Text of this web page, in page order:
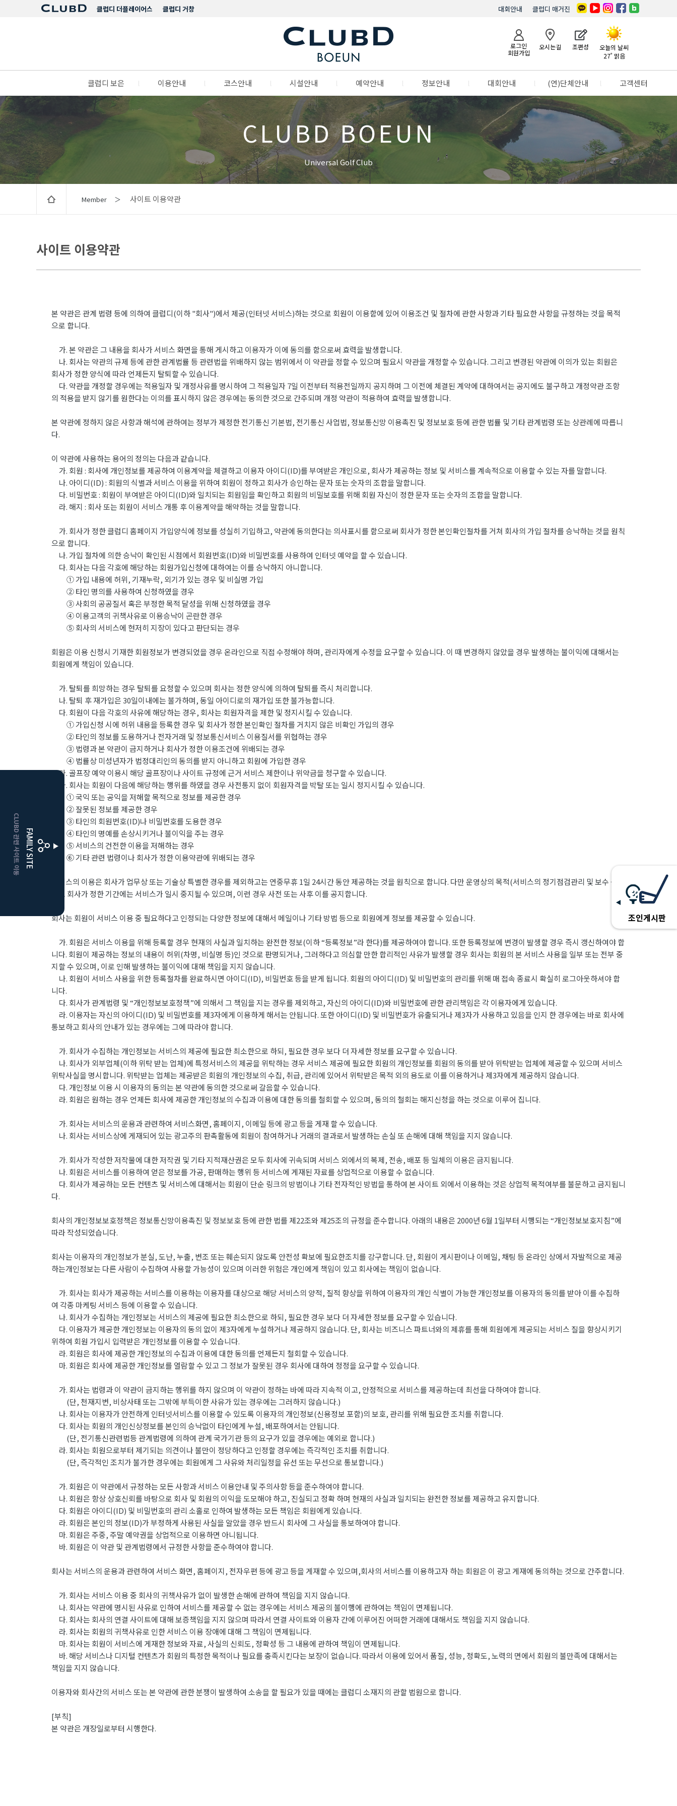
클럽디 거창
클럽디 더플레이어스 클럽디 매거진
대회안내
로그인
회원가입
오시는길 조편성
오늘의 날씨
27˚ 맑음
클럽디 보은 이용안내 코스안내 시설안내 예약안내 정보안내 대회안내 (연)단체안내 고객센터
CLUBD BOEUN
Universal Golf Club
FAMILY SITE
CLUBD 관련 사이트 이동
HOME
거창
클럽디더플레이어스
조인게시판
Member ＞ 사이트 이용약관
사이트 이용약관
본 약관은 관계 법령 등에 의하여 클럽디(이하 "회사")에서 제공(인터넷 서비스)하는 것으로 회원이 이용함에 있어 이용조건 및 절차에 관한 사항과 기타 필요한 사항을 규정하는 것을 목적
으로 합니다.
가. 본 약관은 그 내용을 회사가 서비스 화면을 통해 게시하고 이용자가 이에 동의를 함으로써 효력을 발생합니다.
나. 회사는 약관의 규제 등에 관한 관계법률 등 관련법을 위배하지 않는 범위에서 이 약관을 정할 수 있으며 필요시 약관을 개정할 수 있습니다. 그리고 변경된 약관에 이의가 있는 회원은
회사가 정한 양식에 따라 언제든지 탈퇴할 수 있습니다.
다. 약관을 개정할 경우에는 적용일자 및 개정사유를 명시하여 그 적용일자 7일 이전부터 적용전일까지 공지하며 그 이전에 체결된 계약에 대하여서는 공지에도 불구하고 개정약관 조항
의 적용을 받지 않기를 원한다는 이의를 표시하지 않은 경우에는 동의한 것으로 간주되며 개정 약관이 적용하여 효력을 발생합니다.
본 약관에 정하지 않은 사항과 해석에 관하여는 정부가 제정한 전기통신 기본법, 전기통신 사업법, 정보통신망 이용촉진 및 정보보호 등에 관한 법률 및 기타 관계법령 또는 상관례에 따릅니
다.
이 약관에 사용하는 용어의 정의는 다음과 같습니다.
가. 회원 : 회사에 개인정보를 제공하여 이용계약을 체결하고 이용자 아이디(ID)를 부여받은 개인으로, 회사가 제공하는 정보 및 서비스를 계속적으로 이용할 수 있는 자를 말합니다.
나. 아이디(ID) : 회원의 식별과 서비스 이용을 위하여 회원이 정하고 회사가 승인하는 문자 또는 숫자의 조합을 말합니다.
다. 비밀번호 : 회원이 부여받은 아이디(ID)와 일치되는 회원임을 확인하고 회원의 비밀보호를 위해 회원 자신이 정한 문자 또는 숫자의 조합을 말합니다.
라. 해지 : 회사 또는 회원이 서비스 개통 후 이용계약을 해약하는 것을 말합니다.
가. 회사가 정한 클럽디 홈페이지 가입양식에 정보를 성실히 기입하고, 약관에 동의한다는 의사표시를 함으로써 회사가 정한 본인확인절차를 거쳐 회사의 가입 절차를 승낙하는 것을 원칙
으로 합니다.
나. 가입 절차에 의한 승낙이 확인된 시점에서 회원번호(ID)와 비밀번호를 사용하여 인터넷 예약을 할 수 있습니다.
다. 회사는 다음 각호에 해당하는 회원가입신청에 대하여는 이를 승낙하지 아니합니다.
① 가입 내용에 허위, 기재누락, 외기가 있는 경우 및 비실명 가입
② 타인 명의를 사용하여 신청하였을 경우
③ 사회의 공공질서 혹은 부정한 목적 달성을 위해 신청하였을 경우
④ 이용고객의 귀책사유로 이용승낙이 곤란한 경우
⑤ 회사의 서비스에 현저히 지장이 있다고 판단되는 경우
회원은 이용 신청시 기재한 회원정보가 변경되었을 경우 온라인으로 직접 수정해야 하며, 관리자에게 수정을 요구할 수 있습니다. 이 때 변경하지 않았을 경우 발생하는 불이익에 대해서는
회원에게 책임이 있습니다.
가. 탈퇴를 희망하는 경우 탈퇴를 요청할 수 있으며 회사는 정한 양식에 의하여 탈퇴를 즉시 처리합니다.
나. 탈퇴 후 재가입은 30일이내에는 불가하며, 동일 아이디로의 재가입 또한 불가능합니다.
다. 회원이 다음 각호의 사유에 해당하는 경우, 회사는 회원자격을 제한 및 정지시킬 수 있습니다.
① 가입신청 시에 허위 내용을 등록한 경우 및 회사가 정한 본인확인 절차를 거치지 않은 비확인 가입의 경우
② 타인의 정보를 도용하거나 전자거래 및 정보통신서비스 이용질서를 위협하는 경우
③ 법령과 본 약관이 금지하거나 회사가 정한 이용조건에 위배되는 경우
④ 법률상 미성년자가 법정대리인의 동의를 받지 아니하고 회원에 가입한 경우
라. 골프장 예약 이용시 해당 골프장이나 사이트 규정에 근거 서비스 제한이나 위약금을 청구할 수 있습니다.
마. 회사는 회원이 다음에 해당하는 행위를 하였을 경우 사전통지 없이 회원자격을 박탈 또는 일시 정지시킬 수 있습니다.
① 국익 또는 공익을 저해할 목적으로 정보를 제공한 경우
② 잘못된 정보를 제공한 경우
③ 타인의 회원번호(ID)나 비밀번호를 도용한 경우
④ 타인의 명예를 손상시키거나 불이익을 주는 경우
⑤ 서비스의 건전한 이용을 저해하는 경우
⑥ 기타 관련 법령이나 회사가 정한 이용약관에 위배되는 경우
서비스의 이용은 회사가 업무상 또는 기술상 특별한 경우를 제외하고는 연중무휴 1일 24시간 동안 제공하는 것을 원칙으로 합니다. 다만 운영상의 목적(서비스의 정기점검관리 및 보수 등)
으로 회사가 정한 기간에는 서비스가 일시 중지될 수 있으며, 이런 경우 사전 또는 사후 이를 공지합니다.
회사는 회원이 서비스 이용 중 필요하다고 인정되는 다양한 정보에 대해서 메일이나 기타 방법 등으로 회원에게 정보를 제공할 수 있습니다.
가. 회원은 서비스 이용을 위해 등록할 경우 현재의 사실과 일치하는 완전한 정보(이하 “등록정보”라 한다)를 제공하여야 합니다. 또한 등록정보에 변경이 발생할 경우 즉시 갱신하여야 합
니다. 회원이 제공하는 정보의 내용이 허위(차명, 비실명 등)인 것으로 판명되거나, 그러하다고 의심할 만한 합리적인 사유가 발생할 경우 회사는 회원의 본 서비스 사용을 일부 또는 전부 중
지할 수 있으며, 이로 인해 발생하는 불이익에 대해 책임을 지지 않습니다.
나. 회원이 서비스 사용을 위한 등록절차를 완료하시면 아이디(ID), 비밀번호 등을 받게 됩니다. 회원의 아이디(ID) 및 비밀번호의 관리를 위해 매 접속 종료시 확실히 로그아웃하셔야 합
니다.
다. 회사가 관계법령 및 “개인정보보호정책”에 의해서 그 책임을 지는 경우를 제외하고, 자신의 아이디(ID)와 비밀번호에 관한 관리책임은 각 이용자에게 있습니다.
라. 이용자는 자신의 아이디(ID) 및 비밀번호를 제3자에게 이용하게 해서는 안됩니다. 또한 아이디(ID) 및 비밀번호가 유출되거나 제3자가 사용하고 있음을 인지 한 경우에는 바로 회사에
통보하고 회사의 안내가 있는 경우에는 그에 따라야 합니다.
가. 회사가 수집하는 개인정보는 서비스의 제공에 필요한 최소한으로 하되, 필요한 경우 보다 더 자세한 정보를 요구할 수 있습니다.
나. 회사가 외부업체(이하 위탁 받는 업체)에 특정서비스의 제공을 위탁하는 경우 서비스 제공에 필요한 회원의 개인정보를 회원의 동의를 받아 위탁받는 업체에 제공할 수 있으며 서비스
위탁사실을 명시합니다. 위탁받는 업체는 제공받은 회원의 개인정보의 수집, 취급, 관리에 있어서 위탁받은 목적 외의 용도로 이를 이용하거나 제3자에게 제공하지 않습니다.
다. 개인정보 이용 시 이용자의 동의는 본 약관에 동의한 것으로써 갈음할 수 있습니다.
라. 회원은 원하는 경우 언제든 회사에 제공한 개인정보의 수집과 이용에 대한 동의를 철회할 수 있으며, 동의의 철회는 해지신청을 하는 것으로 이루어 집니다.
가. 회사는 서비스의 운용과 관련하여 서비스화면, 홈페이지, 이메일 등에 광고 등을 게재 할 수 있습니다.
나. 회사는 서비스상에 게재되어 있는 광고주의 판촉활동에 회원이 참여하거나 거래의 결과로서 발생하는 손실 또 손해에 대해 책임을 지지 않습니다.
가. 회사가 작성한 저작물에 대한 저작권 및 기타 지적재산권은 모두 회사에 귀속되며 서비스 외에서의 복제, 전송, 배포 등 일체의 이용은 금지됩니다.
나. 회원은 서비스를 이용하여 얻은 정보를 가공, 판매하는 행위 등 서비스에 게재된 자료를 상업적으로 이용할 수 없습니다.
다. 회사가 제공하는 모든 컨텐츠 및 서비스에 대해서는 회원이 단순 링크의 방법이나 기타 전자적인 방법을 통하여 본 사이트 외에서 이용하는 것은 상업적 목적여부를 불문하고 금지됩니
다.
회사의 개인정보보호정책은 정보통신망이용촉진 및 정보보호 등에 관한 법를 제22조와 제25조의 규정을 준수합니다. 아래의 내용은 2000년 6월 1일부터 시행되는 “개인정보보호지침”에
따라 작성되었습니다.
회사는 이용자의 개인정보가 분실, 도난, 누출, 변조 또는 훼손되지 않도록 안전성 확보에 필요한조치를 강구합니다. 단, 회원이 게시판이나 이메일, 채팅 등 온라인 상에서 자발적으로 제공
하는개인정보는 다른 사람이 수집하여 사용할 가능성이 있으며 이러한 위험은 개인에게 책임이 있고 회사에는 책임이 없습니다.
가. 회사는 회사가 제공하는 서비스를 이용하는 이용자를 대상으로 해당 서비스의 양적, 질적 향상을 위하여 이용자의 개인 식별이 가능한 개인정보를 이용자의 동의를 받아 이를 수집하
여 각종 마케팅 서비스 등에 이용할 수 있습니다.
나. 회사가 수집하는 개인정보는 서비스의 제공에 필요한 최소한으로 하되, 필요한 경우 보다 더 자세한 정보를 요구할 수 있습니다.
다. 이용자가 제공한 개인정보는 이용자의 동의 없이 제3자에게 누설하거나 제공하지 않습니다. 단, 회사는 비즈니스 파트너와의 제휴를 통해 회원에게 제공되는 서비스 질을 향상시키기
위하여 회원 가입시 입력받은 개인정보를 이용할 수 있습니다.
라. 회원은 회사에 제공한 개인정보의 수집과 이용에 대한 동의를 언제든지 철회할 수 있습니다.
마. 회원은 회사에 제공한 개인정보를 열람할 수 있고 그 정보가 잘못된 경우 회사에 대하여 정정을 요구할 수 있습니다.
가. 회사는 법령과 이 약관이 금지하는 행위를 하지 않으며 이 약관이 정하는 바에 따라 지속적 이고, 안정적으로 서비스를 제공하는데 최선을 다하여야 합니다.
(단, 천재지변, 비상사태 또는 그밖에 부득이한 사유가 있는 경우에는 그러하지 않습니다.)
나. 회사는 이용자가 안전하게 인터넷서비스를 이용할 수 있도록 이용자의 개인정보(신용정보 포함)의 보호, 관리를 위해 필요한 조치를 취합니다.
다. 회사는 회원의 개인신상정보를 본인의 승낙없이 타인에게 누설, 배포하여서는 안됩니다.
(단, 전기통신관련법등 관계법령에 의하여 관계 국가기관 등의 요구가 있을 경우에는 예외로 합니다.)
라. 회사는 회원으로부터 제기되는 의견이나 불만이 정당하다고 인정할 경우에는 즉각적인 조치를 취합니다.
(단, 즉각적인 조치가 불가한 경우에는 회원에게 그 사유와 처리일정을 유선 또는 무선으로 통보합니다.)
가. 회원은 이 약관에서 규정하는 모든 사항과 서비스 이용안내 및 주의사항 등을 준수하여야 합니다.
나. 회원은 항상 상호신뢰를 바탕으로 회사 및 회원의 이익을 도모해야 하고, 진실되고 정확 하며 현재의 사실과 일치되는 완전한 정보를 제공하고 유지합니다.
다. 회원은 아이디(ID) 및 비밀번호의 관리 소홀로 인하여 발생하는 모든 책임은 회원에게 있습니다.
라. 회원은 본인의 정보(ID)가 부정하게 사용된 사실을 알았을 경우 반드시 회사에 그 사실을 통보하여야 합니다.
마. 회원은 주중, 주말 예약권을 상업적으로 이용하면 아니됩니다.
바. 회원은 이 약관 및 관계법령에서 규정한 사항을 준수하여야 합니다.
회사는 서비스의 운용과 관련하여 서비스 화면, 홈페이지, 전자우편 등에 광고 등을 게재할 수 있으며,회사의 서비스를 이용하고자 하는 회원은 이 광고 게재에 동의하는 것으로 간주합니다.
가. 회사는 서비스 이용 중 회사의 귀책사유가 없이 발생한 손해에 관하여 책임을 지지 않습니다.
나. 회사는 약관에 명시된 사유로 인하여 서비스를 제공할 수 없는 경우에는 서비스 제공의 불이행에 관하여는 책임이 면제됩니다.
다. 회사는 회사의 연결 사이트에 대해 보증책임을 지지 않으며 따라서 연결 사이트와 이용자 간에 이루어진 어떠한 거래에 대해서도 책임을 지지 않습니다.
라. 회사는 회원의 귀책사유로 인한 서비스 이용 장애에 대해 그 책임이 면제됩니다.
마. 회사는 회원이 서비스에 게재한 정보와 자료, 사실의 신뢰도, 정확성 등 그 내용에 관하여 책임이 면제됩니다.
바. 해당 서비스나 디지털 컨텐츠가 회원의 특정한 목적이나 필요를 충족시킨다는 보장이 없습니다. 따라서 이용에 있어서 품질, 성능, 정확도, 노력의 면에서 회원의 불만족에 대해서는
책임을 지지 않습니다.
이용자와 회사간의 서비스 또는 본 약관에 관한 분쟁이 발생하여 소송을 할 필요가 있을 때에는 클럽디 소재지의 관할 법원으로 합니다.
[부칙]
본 약관은 개장일로부터 시행한다.